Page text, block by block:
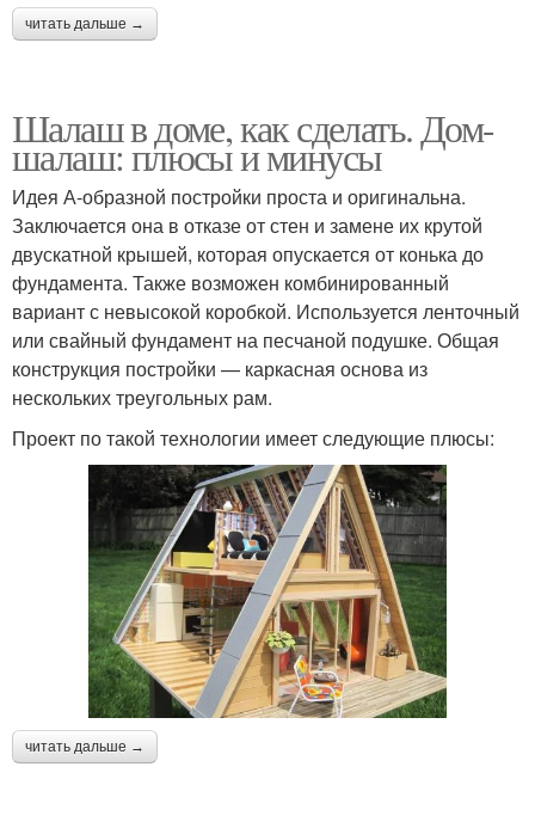
читать дальше →
Шалаш в доме, как сделать. Дом-
шалаш: плюсы и минусы
Идея А-образной постройки проста и оригинальна.
Заключается она в отказе от стен и замене их крутой
двускатной крышей, которая опускается от конька до
фундамента. Также возможен комбинированный
вариант с невысокой коробкой. Используется ленточный
или свайный фундамент на песчаной подушке. Общая
конструкция постройки — каркасная основа из
нескольких треугольных рам.
Проект по такой технологии имеет следующие плюсы:
читать дальше →